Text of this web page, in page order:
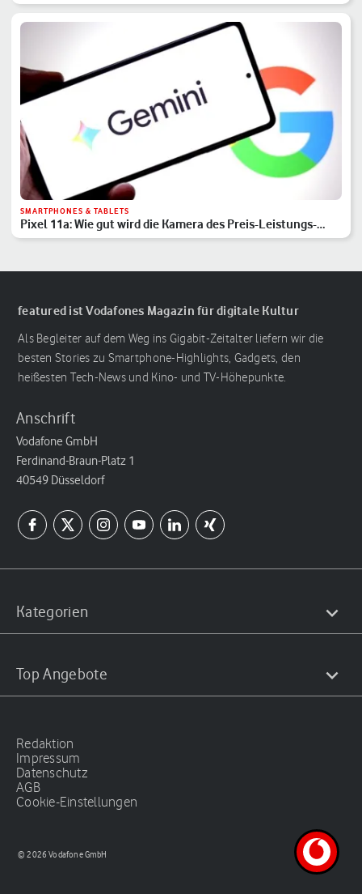
SMARTPHONES & TABLETS
Pixel 11a: Wie gut wird die Kamera des Preis-Leistungs-
Hits?
featured ist Vodafones Magazin für digitale Kultur
Als Begleiter auf dem Weg ins Gigabit-Zeitalter liefern wir die
besten Stories zu Smartphone-Highlights, Gadgets, den
heißesten Tech-News und Kino- und TV-Höhepunkte.
Anschrift
Vodafone GmbH
Ferdinand-Braun-Platz 1
40549 Düsseldorf
Kategorien
Top Angebote
Redaktion
Impressum
Datenschutz
AGB
Cookie-Einstellungen
© 2026 Vodafone GmbH